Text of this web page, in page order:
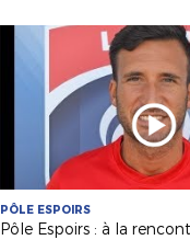
PÔLE ESPOIRS